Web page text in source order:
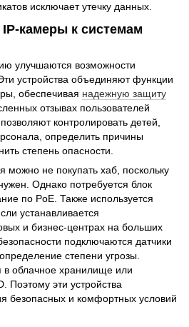
исключает утечку данных.
камеры к системам
улучшаются возможности
устройства объединяют функции
обеспечивая надежную защиту
отзывах пользователей
контролировать детей,
определить причины
степень опасности.
можно не покупать хаб, поскольку
Однако потребуется блок
по PoE. Также используется
устанавливается
и бизнес-центрах на больших
подключаются датчики
степени угрозы.
облачное хранилище или
Поэтому эти устройства
безопасных и комфортных условий